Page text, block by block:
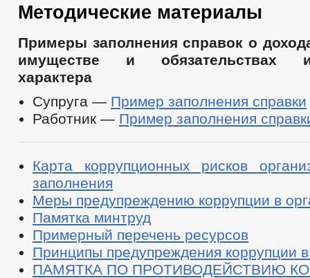
Методические материалы
Примеры заполнения справок о
имуществе и обязательствах
характера
Супруга — Пример заполнения справки
Работник — Пример заполнения
Карта коррупционных рисков
заполнения
Меры предупреждению коррупции в
Памятка минтруд
Примерный перечень ресурсов
Принципы предупреждения коррупции
ПАМЯТКА ПО ПРОТИВОДЕЙСТВИЮ